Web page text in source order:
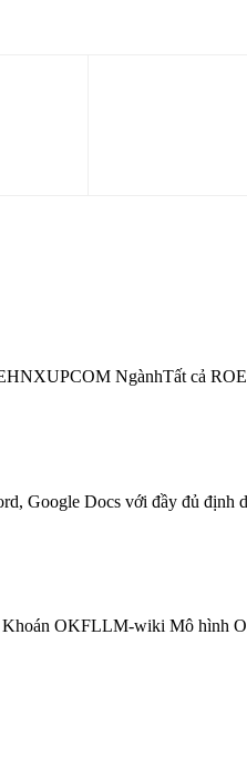
NgànhTất cả
Google Docs với đầy đủ
OKFLLM-wiki Mô hình